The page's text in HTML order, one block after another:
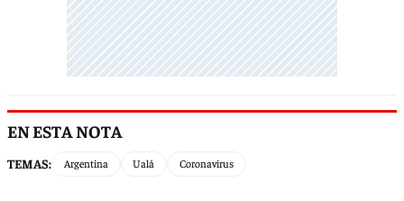
EN ESTA NOTA
TEMAS: Argentina Ualá Coronavirus